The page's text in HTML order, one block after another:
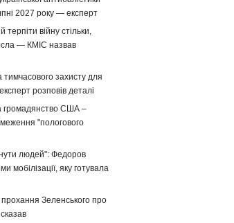
2027 року — експерт
терпіти війну стільки,
— КМІС назвав
захисту для
розповів деталі
громадянство США –
"пологового
людей": Федоров
мобілізації, яку готувала
Зеленського про